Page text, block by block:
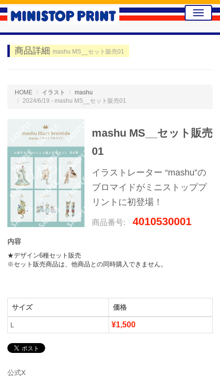
Toggle
商品詳細 mashu MS__セット販売01
HOME イラスト
mashu
2024/6/19 - mashu MS__セット販売01
mashu MS__セット販売
01
イラストレーター “mashu”の
ブロマイドがミニストッププ
リントに初登場！
商品番号: 4010530001
内容
★デザイン6種セット販売
※セット販売商品は、他商品との同時購入できません。
サイズ 価格
L ¥1,500
公式X